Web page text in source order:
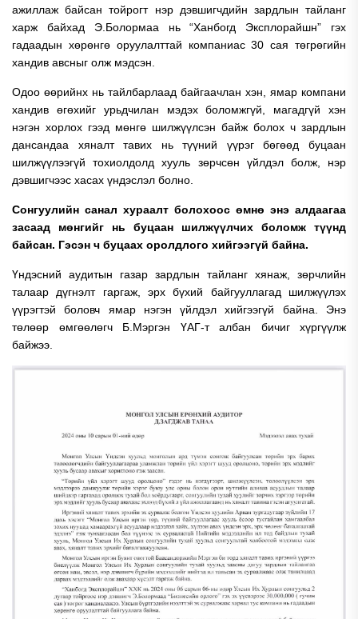
ажиллаж байсан тойрогт нэр дэвшигчдийн зардлын тайланг
харж байхад Э.Болормаа нь “Ханбогд Эксплорайшн” гэх
гадаадын хөрөнгө оруулалттай компаниас 30 сая төгрөгийн
хандив авсныг олж мэдсэн.
Одоо өөрийнх нь тайлбарлаад байгаачлан хэн, ямар компани
хандив өгөхийг урьдчилан мэдэх боломжгүй, магадгүй хэн
нэгэн хорлох гээд мөнгө шилжүүлсэн байж болох ч зардлын
дансандаа хяналт тавих нь түүний үүрэг бөгөөд буцаан
шилжүүлээгүй тохиолдолд хууль зөрчсөн үйлдэл болж, нэр
дэвшигчээс хасах үндэслэл болно.
Сонгуулийн санал хураалт болохоос өмнө энэ алдаагаа
засаад мөнгийг нь буцаан шилжүүлчих боломж түүнд
байсан. Гэсэн ч буцаах оролдлого хийгээгүй байна.
Үндэсний аудитын газар зардлын тайланг хянаж, зөрчлийн
талаар дүгнэлт гаргаж, эрх бүхий байгууллагад шилжүүлэх
үүрэгтэй боловч ямар нэгэн үйлдэл хийгээгүй байна. Энэ
төлөөр өмгөөлөгч Б.Мэргэн ҮАГ-т албан бичиг хүргүүлж
байжээ.